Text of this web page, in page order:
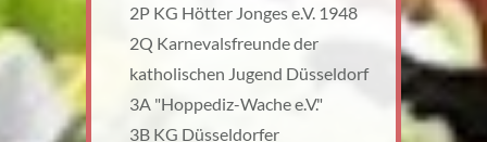
2P KG Hötter Jonges e.V. 1948
2Q Karnevalsfreunde der
katholischen Jugend Düsseldorf
3A "Hoppediz-Wache e.V."
3B KG Düsseldorfer